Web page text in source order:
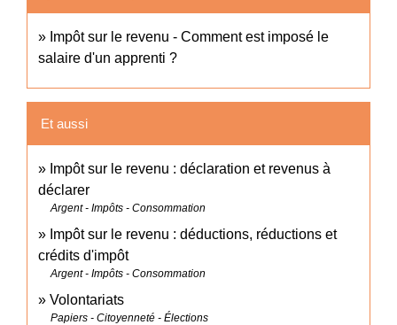
Impôt sur le revenu - Comment est imposé le
salaire d'un apprenti ?
Et aussi
Impôt sur le revenu : déclaration et revenus à
déclarer
Argent - Impôts - Consommation
Impôt sur le revenu : déductions, réductions et
crédits d'impôt
Argent - Impôts - Consommation
Volontariats
Papiers - Citoyenneté - Élections